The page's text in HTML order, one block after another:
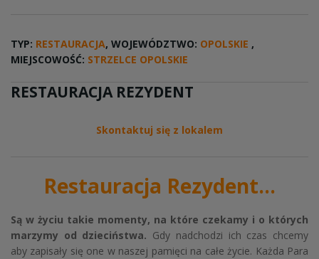
TYP: RESTAURACJA, WOJEWÓDZTWO: OPOLSKIE ,
MIEJSCOWOŚĆ: STRZELCE OPOLSKIE
RESTAURACJA REZYDENT
Skontaktuj się z lokalem
Restauracja Rezydent...
Są w życiu takie momenty, na które czekamy i o których
marzymy od dzieciństwa. Gdy nadchodzi ich czas chcemy
aby zapisały się one w naszej pamięci na całe życie. Każda Para